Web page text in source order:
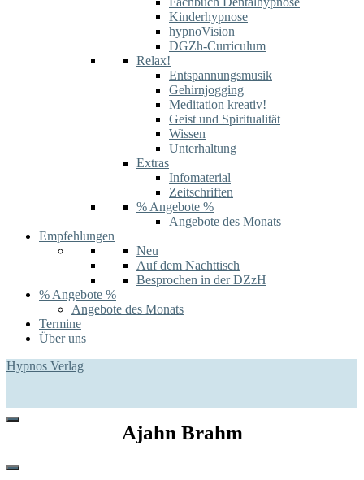
Kinderhypnose
hypnoVision
DGZh-Curriculum
Relax!
Entspannungsmusik
Gehirnjogging
Meditation kreativ!
Geist und Spiritualität
Wissen
Unterhaltung
Extras
Infomaterial
Zeitschriften
% Angebote %
Angebote des Monats
Empfehlungen
Neu
Auf dem Nachttisch
Besprochen in der DZzH
% Angebote %
Angebote des Monats
Termine
Über uns
Hypnos Verlag
Ajahn Brahm